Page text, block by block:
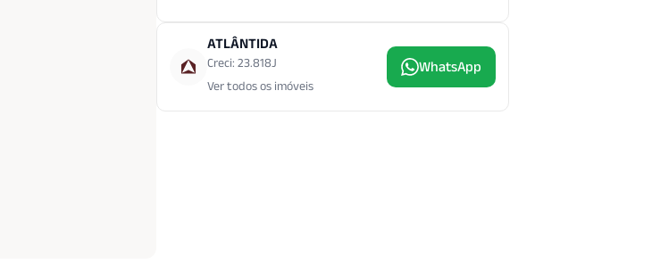
ATLÂNTIDA
Creci: 23.818J
Ver todos os imóveis
WhatsApp